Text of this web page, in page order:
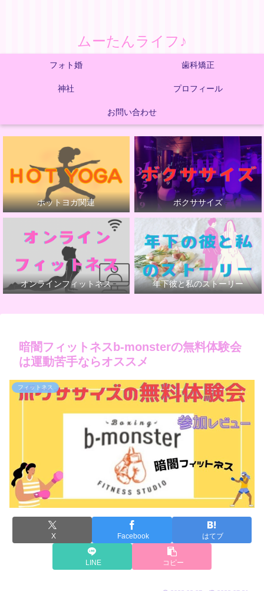
ムーたんライフ♪
フォト婚 歯科矯正
神社 プロフィール
お問い合わせ
ホットヨガ関連 ボクササイズ
オンラインフィットネス 年下彼と私のストーリー
暗闇フィットネスb-monsterの無料体験会
は運動苦手ならオススメ
フィットネス
X Facebook はてブ
LINE コピー